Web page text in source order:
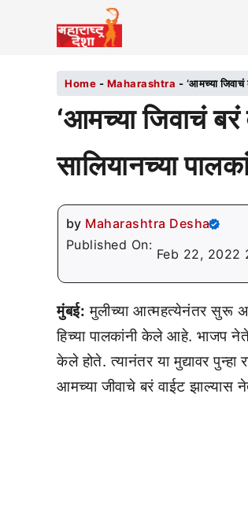
Home - Maharashtra - ‘आमच्या जिवाचं
‘आमच्या जिवाचं बरं
सालियानच्या
by Maharashtra Desha
Published On:
Feb 22, 2022
मुंबई: मुलीच्या आत्महत्येनंतर सुरू
हिच्या पालकांनी केले आहे. भाजप
केले होते. त्यानंतर या मुद्यावर
आमच्या जीवाचे बरं वाईट झाल्यास